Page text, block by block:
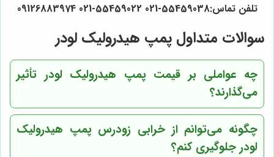
تلفن تماس:55459038-021 55459022-021 09126883974
سوالات متداول پمپ هیدرولیک لودر
چه عواملی بر قیمت پمپ هیدرولیک لودر تأثیر
می‌گذارند؟
چگونه می‌توانم از خرابی زودرس پمپ هیدرولیک
لودر جلوگیری کنم؟